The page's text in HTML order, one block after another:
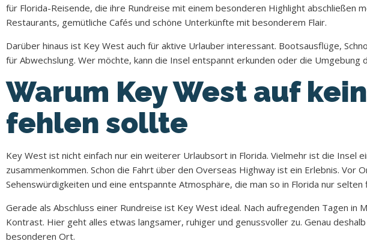
für Florida-Reisende, die ihre Rundreise mit einem besonderen Highlight abschließen
Restaurants, gemütliche Cafés und schöne Unterkünfte mit besonderem Flair.
Darüber hinaus ist Key West auch für aktive Urlauber interessant. Bootsausflüge,
für Abwechslung. Wer möchte, kann die Insel entspannt erkunden oder die Umgebung
Warum Key West auf
fehlen sollte
Key West ist nicht einfach nur ein weiterer Urlaubsort in Florida. Vielmehr ist die
zusammenkommen. Schon die Fahrt über den Overseas Highway ist ein Erlebnis.
Sehenswürdigkeiten und eine entspannte Atmosphäre, die man so in Florida nur selten
Gerade als Abschluss einer Rundreise ist Key West ideal. Nach aufregenden Tagen
Kontrast. Hier geht alles etwas langsamer, ruhiger und genussvoller zu. Genau
besonderen Ort.